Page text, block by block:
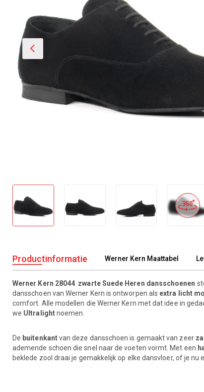
Productinformatie Werner Kern Maattabel
Werner Kern 28044 zwarte Suede Heren dansschoenen
dansschoen van Werner Kern is ontworpen als extra licht
comfort. Alle modellen die Werner Kern met dat idee in
we Ultralightnoemen.
De buitenkantvan deze dansschoen is gemaakt van zeer
ademende schoen die snel naar de voeten vormt. Met een
beklede zool draai je gemakkelijk op elke dansvloer, of je